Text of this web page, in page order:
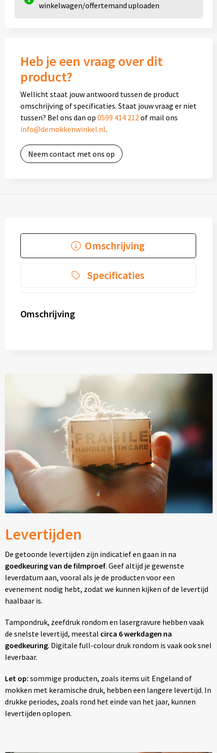
Kop en schotels
Magic mokken
Milieuvriendelijke mokken
Mokken met naam
NIEUWE mokken
Kunststof bekers
Warme en Koude dranken
winkelwagen/offertemand uploaden
Heb je een vraag over dit
product?
Wellicht staat jouw antwoord tussen de product
omschrijving of specificaties. Staat jouw vraag er niet
tussen? Bel ons dan op 0599 414 212of mail ons
info@demokkenwinkel.nl.
Neem contact met ons op
Omschrijving
Specificaties
Omschrijving
Levertijden
De getoonde levertijden zijn indicatief en gaan in na
goedkeuring van de filmproef. Geef altijd je gewenste
leverdatum aan, vooral als je de producten voor een
evenement nodig hebt, zodat we kunnen kijken of de levertijd
haalbaar is.
Tampondruk, zeefdruk rondom en lasergravure hebben vaak
de snelste levertijd, meestal circa 6 werkdagen na
goedkeuring. Digitale full-colour druk rondom is vaak ook snel
leverbaar.
Let op: sommige producten, zoals items uit Engeland of
mokken met keramische druk, hebben een langere levertijd. In
drukke periodes, zoals rond het einde van het jaar, kunnen
levertijden oplopen.